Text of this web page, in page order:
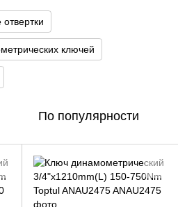
ключей
По популярности